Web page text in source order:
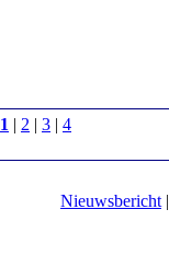
1 | 2 | 3 | 4
Nieuwsbericht